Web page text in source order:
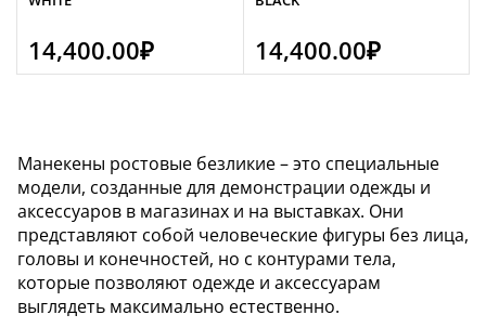
14,400.00₽ 14,400.00₽
Манекены ростовые безликие – это специальные
модели, созданные для демонстрации одежды и
аксессуаров в магазинах и на выставках. Они
представляют собой человеческие фигуры без лица,
головы и конечностей, но с контурами тела,
которые позволяют одежде и аксессуарам
выглядеть максимально естественно.